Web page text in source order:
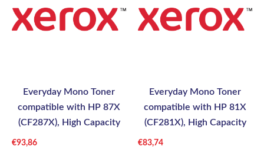
Everyday Mono Toner
compatible with HP 87X
(CF287X), High Capacity
€93,86
Everyday Mono Toner
compatible with HP 81X
(CF281X), High Capacity
€83,74